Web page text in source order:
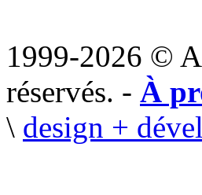
1999-2026 ©
réservés. - À
\ design +